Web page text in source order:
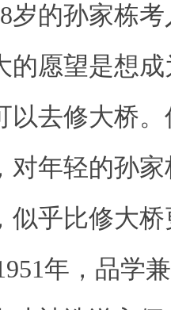
的孙家栋考
的愿望是想
以去修大桥
对年轻的孙
似乎比修大
年，品学